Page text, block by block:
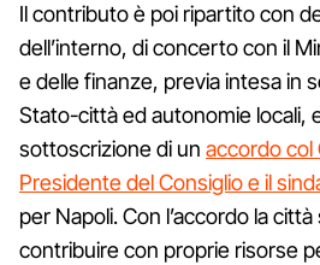
Il contributo è poi ripartito con
dell’interno, di concerto con il
e delle finanze, previa intesa in
Stato-città ed autonomie locali,
sottoscrizione di un accordo col
Presidente del Consiglio e il
per Napoli. Con l’accordo la
contribuire con proprie risorse